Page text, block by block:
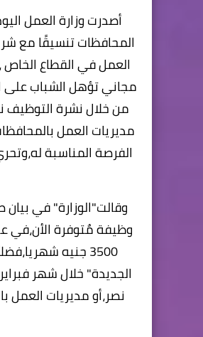
أصدرت وزارة العمل
المحافظات تنسيقًا مع
العمل في القطاع
مجاني تؤهل الشباب على
من خلال نشرة التوظيف
مديريات العمل
وظيفة مٌتوفرة الأن،في
3500 جنيه
نصر،أو مديريات العمل